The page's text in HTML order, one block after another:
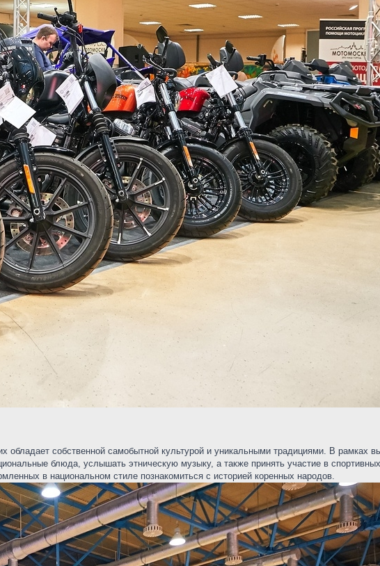
собственной самобытной культурой и уникальными традициями. В рамках
блюда, услышать этническую музыку, а также принять участие в
в национальном стиле познакомиться с историей коренных народов.